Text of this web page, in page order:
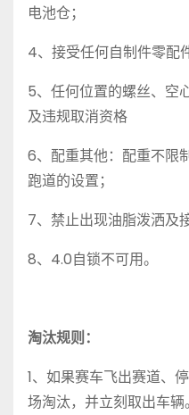
电池仓；
4、接受任何自制件零配
5、任何位置的螺丝、空
及违规取消资格
6、配重其他：配重不限
跑道的设置；
7、禁止出现油脂泼洒及
8、4.0自锁不可用。
淘汰规则：
1、如果赛车飞出赛道、
场淘汰，并立刻取出车